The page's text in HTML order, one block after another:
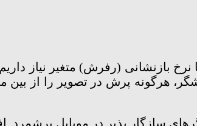
نرخ بازنشانی (رفرش) متغیر نیاز
هرگونه پرش در تصویر را از بین
سازگار پذیر در موبایل